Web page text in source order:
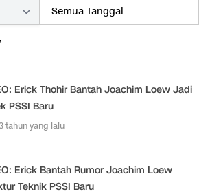
Erick Thohir Bantah Joachim Loew Jadi
PSSI Baru
tahun yang lalu
Erick Bantah Rumor Joachim Loew
Teknik PSSI Baru